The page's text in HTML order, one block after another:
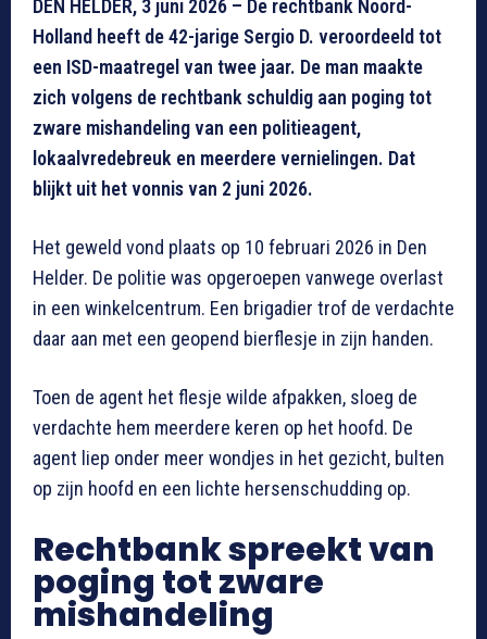
DEN HELDER, 3 juni 2026 – De rechtbank Noord-
Holland heeft de 42-jarige Sergio D. veroordeeld tot
een ISD-maatregel van twee jaar. De man maakte
zich volgens de rechtbank schuldig aan poging tot
zware mishandeling van een politieagent,
lokaalvredebreuk en meerdere vernielingen. Dat
blijkt uit het vonnis van 2 juni 2026.
Het geweld vond plaats op 10 februari 2026 in Den
Helder. De politie was opgeroepen vanwege overlast
in een winkelcentrum. Een brigadier trof de verdachte
daar aan met een geopend bierflesje in zijn handen.
Toen de agent het flesje wilde afpakken, sloeg de
verdachte hem meerdere keren op het hoofd. De
agent liep onder meer wondjes in het gezicht, bulten
op zijn hoofd en een lichte hersenschudding op.
Rechtbank spreekt van
poging tot zware
mishandeling